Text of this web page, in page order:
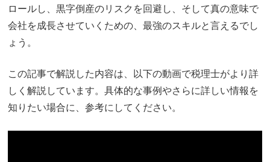
ロールし、黒字倒産のリスクを回避し、そして真の意味で
会社を成長させていくための、最強のスキルと言えるでし
ょう。
この記事で解説した内容は、以下の動画で税理士がより詳
しく解説しています。具体的な事例やさらに詳しい情報を
知りたい場合に、参考にしてください。